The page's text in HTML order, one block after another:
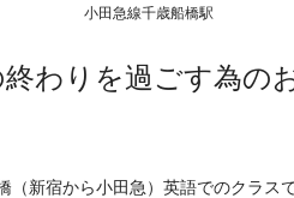
小田急線千歳船橋駅
わりを過ごす為の
（新宿から小田急）英語でのクラスで